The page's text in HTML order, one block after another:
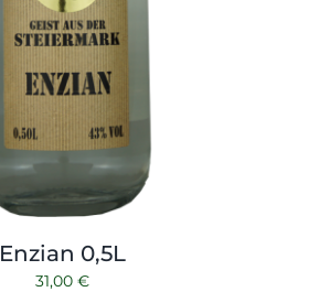
Enzian 0,5L
31,00 €